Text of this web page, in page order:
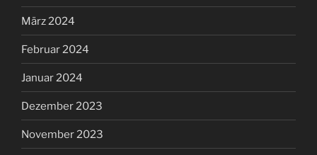
März 2024
Februar 2024
Januar 2024
Dezember 2023
November 2023